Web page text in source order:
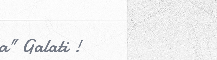
Galati !